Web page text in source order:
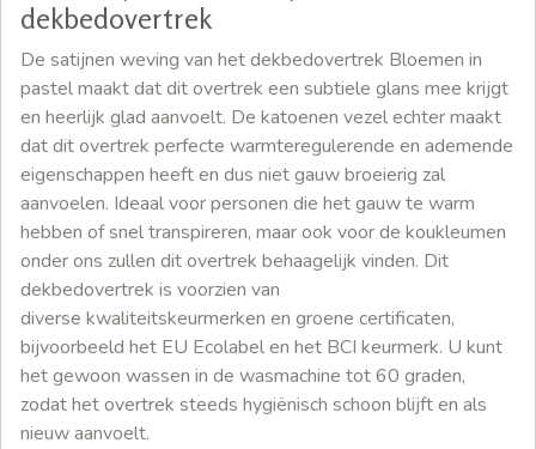
dekbedovertrek
De satijnen weving van het dekbedovertrek Bloemen in
pastel maakt dat dit overtrek een subtiele glans mee krijgt
en heerlijk glad aanvoelt. De katoenen vezel echter maakt
dat dit overtrek perfecte warmteregulerende en ademende
eigenschappen heeft en dus niet gauw broeierig zal
aanvoelen. Ideaal voor personen die het gauw te warm
hebben of snel transpireren, maar ook voor de koukleumen
onder ons zullen dit overtrek behaagelijk vinden. Dit
dekbedovertrek is voorzien van
diverse kwaliteitskeurmerken en groene certificaten,
bijvoorbeeld het EU Ecolabel en het BCI keurmerk. U kunt
het gewoon wassen in de wasmachine tot 60 graden,
zodat het overtrek steeds hygiënisch schoon blijft en als
nieuw aanvoelt.